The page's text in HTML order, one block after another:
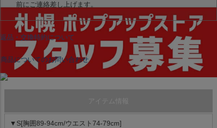
前にご連絡差し上げます。
返品・交換特約について
商品についてのお問い合わせ
アイテム情報
▼S[胸囲89-94cm/ウエスト74-79cm]